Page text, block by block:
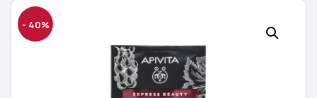
- 40%